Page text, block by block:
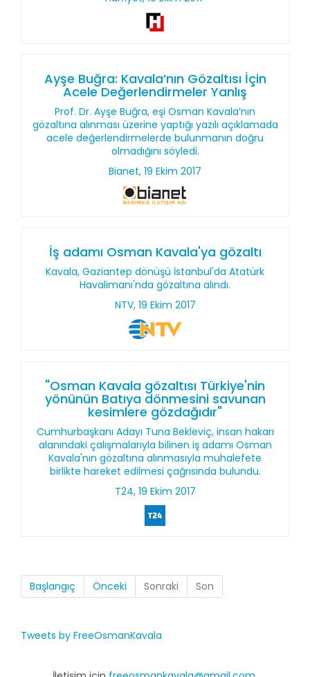
Ayşe Buğra: Kavala’nın Gözaltısı İçin
Acele Değerlendirmeler Yanlış
Prof. Dr. Ayşe Buğra, eşi Osman Kavala’nın
gözaltına alınması üzerine yaptığı yazılı açıklamada
acele değerlendirmelerde bulunmanın doğru
olmadığını söyledi.
Bianet, 19 Ekim 2017
İş adamı Osman Kavala'ya gözaltı
Kavala, Gaziantep dönüşü İstanbul'da Atatürk
Havalimanı'nda gözaltına alındı.
NTV, 19 Ekim 2017
"Osman Kavala gözaltısı Türkiye'nin
yönünün Batıya dönmesini savunan
kesimlere gözdağıdır"
Cumhurbaşkanı Adayı Tuna Bekleviç, insan hakarı
alanındaki çalışmalarıyla bilinen iş adamı Osman
Kavala'nın gözaltına alınmasıyla muhalefete
birlikte hareket edilmesi çağrısında bulundu.
T24, 19 Ekim 2017
Başlangıç Önceki Sonraki Son
Tweets by FreeOsmanKavala